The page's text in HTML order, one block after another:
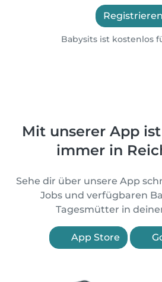
Registrieren
Babysits ist kostenlos
Mit unserer App
immer in
Sehe dir über unsere App
Jobs und verfügbaren
Tagesmütter in
App Store